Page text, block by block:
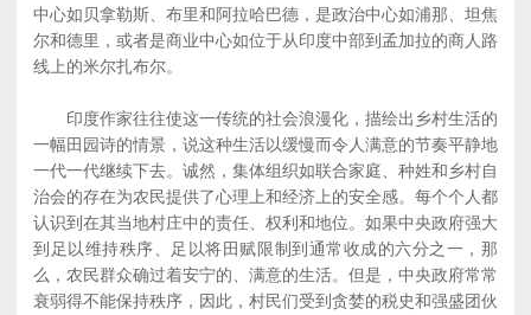
中心如贝拿勒斯、布里和阿拉哈巴德，是政治中心如浦那、坦焦
尔和德里，或者是商业中心如位于从印度中部到孟加拉的商人路
线上的米尔扎布尔。
印度作家往往使这一传统的社会浪漫化，描绘出乡村生活的
一幅田园诗的情景，说这种生活以缓慢而令人满意的节奏平静地
一代一代继续下去。诚然，集体组织如联合家庭、种姓和乡村自
治会的存在为农民提供了心理上和经济上的安全感。每个个人都
认识到在其当地村庄中的责任、权利和地位。如果中央政府强大
到足以维持秩序、足以将田赋限制到通常收成的六分之一，那
么，农民群众确过着安宁的、满意的生活。但是，中央政府常常
衰弱得不能保持秩序，因此，村民们受到贪婪的税史和强盛团伙